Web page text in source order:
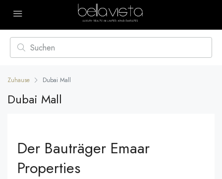
Zuhause Dubai Mall
Dubai Mall
Der Bauträger Emaar
Properties